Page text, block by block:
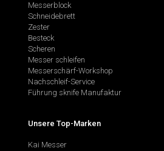
Messerblock
Schneidebrett
Zester
Besteck
Scheren
Messer schleifen
Messerschärf-Workshop
Nachschleif-Service
Führung sknife Manufaktur
Unsere Top-Marken
Kai Messer